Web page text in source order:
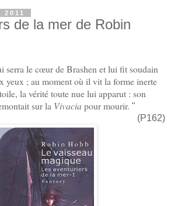
de la mer de Robin
serra le cœur de Brashen et lui fit soudain
yeux ; au moment où il vit la forme inerte
la vérité toute nue lui apparut : son
sur la Vivaciapour mourir. "
(P162)